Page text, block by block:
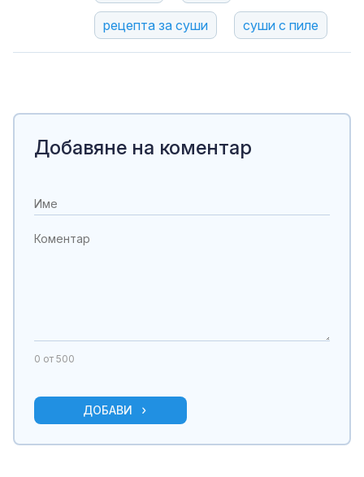
рецепта за суши суши с пиле
Добавяне на коментар
0 от 500
ДОБАВИ